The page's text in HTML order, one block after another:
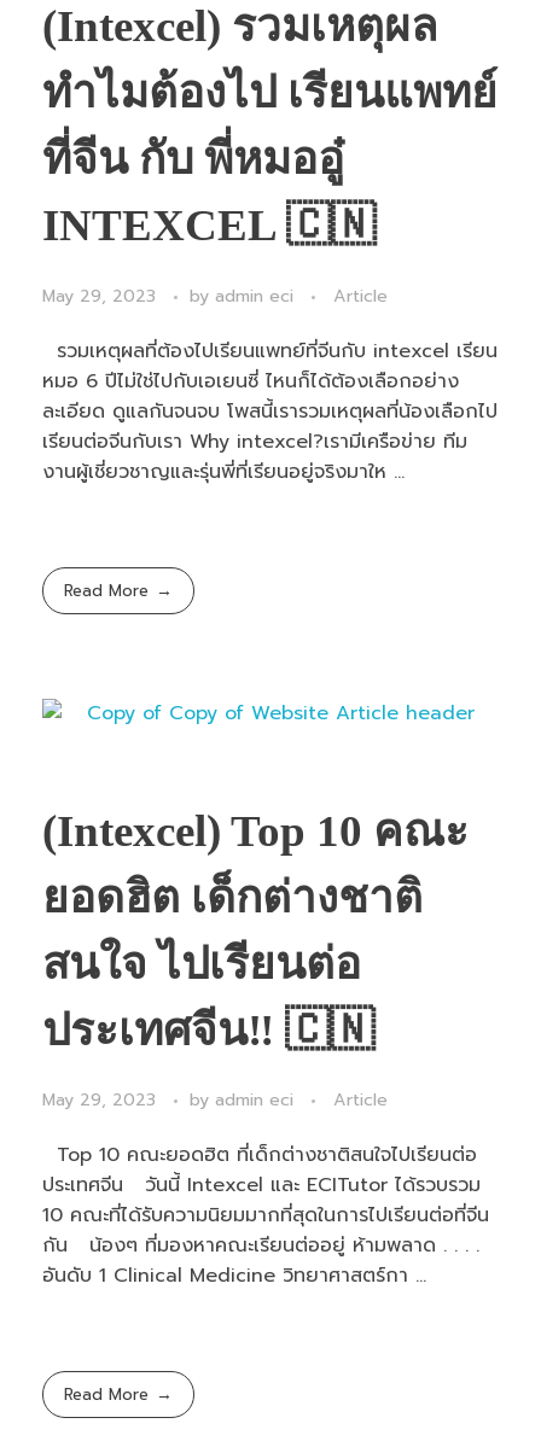
(Intexcel) รวมเหตุผล
ทำไมต้องไป เรียนแพทย์
ที่จีน กับ พี่หมออู๋
INTEXCEL 🇨🇳
May 29, 2023 by admin eci Article
รวมเหตุผลที่ต้องไปเรียนแพทย์ที่จีนกับ intexcel เรียน
หมอ 6 ปีไม่ใช่ไปกับเอเยนซี่ ไหนก็ได้ต้องเลือกอย่าง
ละเอียด ดูแลกันจนจบ โพสนี้เรารวมเหตุผลที่น้องเลือกไป
เรียนต่อจีนกับเรา Why intexcel?เรามีเครือข่าย ทีม
งานผู้เชี่ยวชาญและรุ่นพี่ที่เรียนอยู่จริงมาให ...
Read More
(Intexcel) Top 10 คณะ
ยอดฮิต เด็กต่างชาติ
สนใจ ไปเรียนต่อ
ประเทศจีน‼ 🇨🇳
May 29, 2023 by admin eci Article
Top 10 คณะยอดฮิต ที่เด็กต่างชาติสนใจไปเรียนต่อ
ประเทศจีน วันนี้ Intexcel และ ECITutor ได้รวบรวม
10 คณะที่ได้รับความนิยมมากที่สุดในการไปเรียนต่อที่จีน
กัน น้องๆ ที่มองหาคณะเรียนต่ออยู่ ห้ามพลาด . . . .
อันดับ 1 Clinical Medicine วิทยาศาสตร์กา ...
Read More